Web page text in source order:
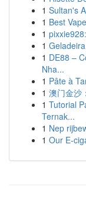
1 Sultan's
1 Best
1
1
1 DE88 –
Nha...
1 Pâte à
1 澳门金沙
1 Tutorial
Ternak...
1 Nep
1 Our E-